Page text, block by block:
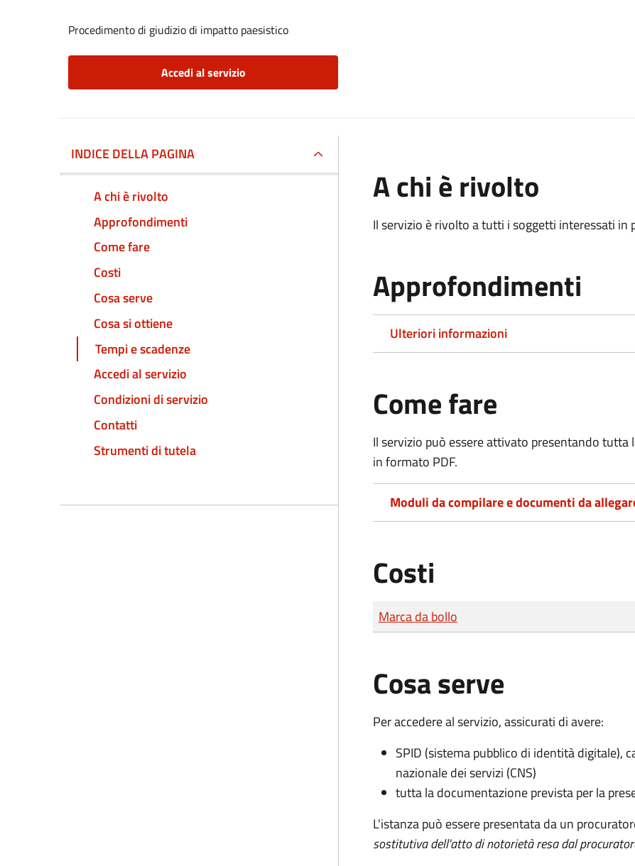
Procedimento di giudizio di impatto paesistico
Accedi al servizio
INDICE DELLA PAGINA
A chi è rivolto
Approfondimenti
Come fare
Costi
Cosa serve
Cosa si ottiene
Tempi e scadenze
Accedi al servizio
Condizioni di servizio
Contatti
Strumenti di tutela
A chi è rivolto
Il servizio è rivolto a tutti i soggetti interessati in
Approfondimenti
Ulteriori informazioni
Come fare
Il servizio può essere attivato presentando
in formato PDF.
Moduli da compilare e documenti da
Costi
Tipo di pagamento
Importo
Marca da bollo
Cosa serve
Per accedere al servizio, assicurati di avere:
SPID (sistema pubblico di identità digitale),
nazionale dei servizi (CNS)
tutta la documentazione prevista per la
L'istanza può essere presentata da un
sostitutiva dell'atto di notorietà resa dal